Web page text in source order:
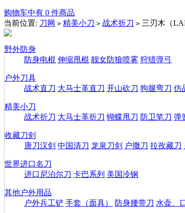
购物车中有 0 件商品
当前位置: 刀网 > 精美小刀 > 战术折刀 > 三刃木（
野外防身
防身电棍 伸缩甩棍 靓女防狼喷雾 狩猎弹弓
户外刀具
战术直刀 大马士革直刀 开山砍刀 狗腿弯刀 仿
精美小刀
战术折刀 大马士革折刀 蝴蝶甩刀 防卫笔刀 弹
收藏刀剑
唐刀汉剑 中国清刀 龙泉刀剑 户撒刀 拉孜藏刀
世界进口名刀
进口尼泊尔刀 卡巴系列 美国冷钢
其他户外用品
户外兵工铲 手套（面具） 防身腰带刀 水壶、